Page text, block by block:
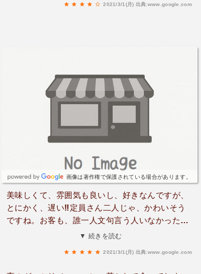
2021/3/1(月) 出典:www.google.com
画像は著作権で保護されている場合があります。
美味しくて、雰囲気も良いし、好きなんですが、
とにかく、遅い‼️定員さん二人じゃ、かわいそう
ですね。お客も、誰一人文句言う人いなかったけ
ど、みんな、おもってたんじゃないかな。
▼ 続きを読む
2021/3/1(月) 出典:www.google.com